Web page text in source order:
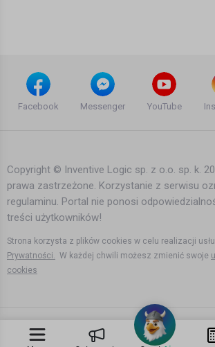
Dramatic Hardanger
Fjord Norway
Awesome 2012
13 lat temu•4,440
Norway.
12 lat temu
•
Inne
Facebook Messenger YouTube
Copyright © Inventive Logic sp. z o.o. sp. k.
prawa zastrzeżone. Korzystanie z serwisu
regulaminu. Portal nie ponosi
treści użytkowników!
Strona korzysta z plików cookies w celu realizacji
Prywatności. W każdej chwili możesz zmienić swoje
cookies